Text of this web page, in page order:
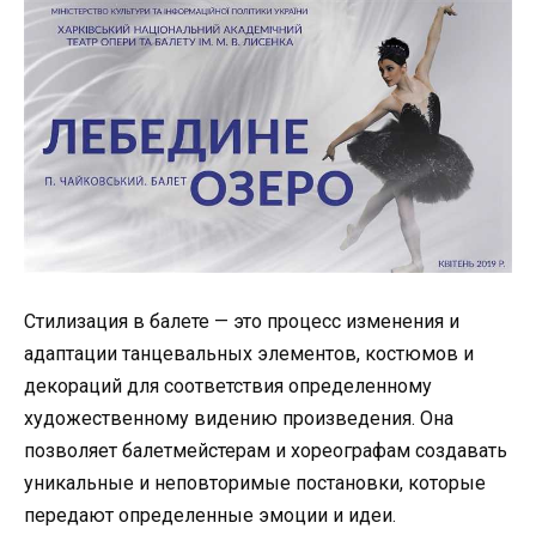
Стилизация в балете — это процесс изменения и
адаптации танцевальных элементов, костюмов и
декораций для соответствия определенному
художественному видению произведения. Она
позволяет балетмейстерам и хореографам создавать
уникальные и неповторимые постановки, которые
передают определенные эмоции и идеи.